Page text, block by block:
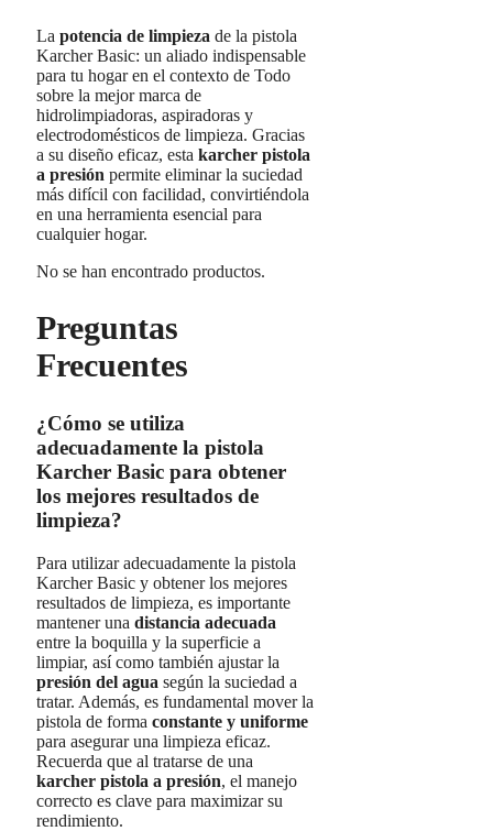
La potencia de limpieza de la pistola
Karcher Basic: un aliado indispensable
para tu hogar en el contexto de Todo
sobre la mejor marca de
hidrolimpiadoras, aspiradoras y
electrodomésticos de limpieza. Gracias
a su diseño eficaz, esta karcher pistola
a presión permite eliminar la suciedad
más difícil con facilidad, convirtiéndola
en una herramienta esencial para
cualquier hogar.
No se han encontrado productos.
Preguntas
Frecuentes
¿Cómo se utiliza
adecuadamente la pistola
Karcher Basic para obtener
los mejores resultados de
limpieza?
Para utilizar adecuadamente la pistola
Karcher Basic y obtener los mejores
resultados de limpieza, es importante
mantener una distancia adecuada
entre la boquilla y la superficie a
limpiar, así como también ajustar la
presión del agua según la suciedad a
tratar. Además, es fundamental mover la
pistola de forma constante y uniforme
para asegurar una limpieza eficaz.
Recuerda que al tratarse de una
karcher pistola a presión, el manejo
correcto es clave para maximizar su
rendimiento.